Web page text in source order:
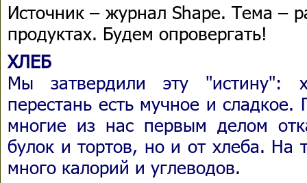
Источник – журнал Shape. Тема –
продуктах. Будем опровергать!
ХЛЕБ
Мы затвердили эту "истину":
перестань есть мучное и сладкое.
многие из нас первым делом
булок и тортов, но и от хлеба. На
много калорий и углеводов.